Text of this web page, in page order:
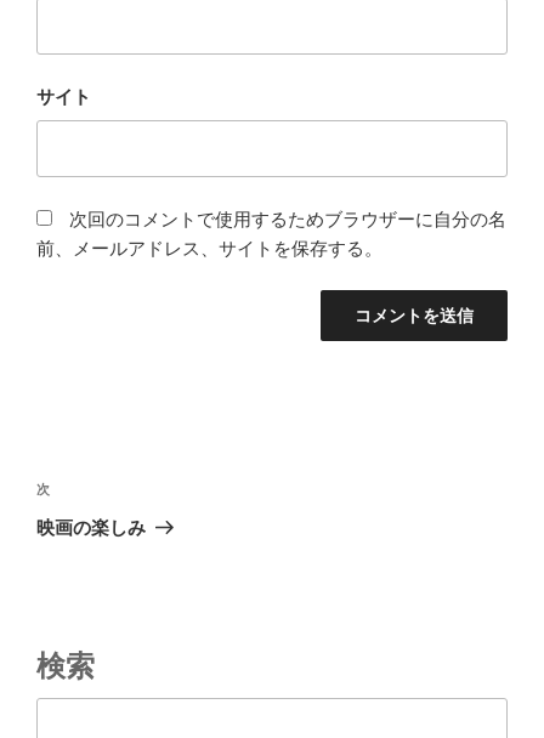
サイト
次回のコメントで使用するためブラウザーに自分の名
前、メールアドレス、サイトを保存する。
稿
ナ
シ
ョ
次
の
次
映画の楽しみ
検索